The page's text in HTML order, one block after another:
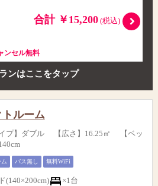
合計 ￥15,200(税込)
ンセル無料
ンはここをタップ
トルーム
イプ】ダブル 【広さ】16.25㎡ 【ベッ
バス無し 無料WiFi
(140×200cm) ×1台